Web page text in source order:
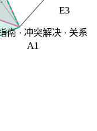
E3
A1
南 · 冲突解决 · 关系